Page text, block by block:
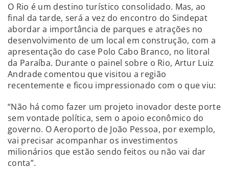
O Rio é um destino turístico consolidado. Mas, ao
final da tarde, será a vez do encontro do Sindepat
abordar a importância de parques e atrações no
desenvolvimento de um local em construção, com a
apresentação do case Polo Cabo Branco, no litoral
da Paraíba. Durante o painel sobre o Rio, Artur Luiz
Andrade comentou que visitou a região
recentemente e ficou impressionado com o que viu:
“Não há como fazer um projeto inovador deste porte
sem vontade política, sem o apoio econômico do
governo. O Aeroporto de João Pessoa, por exemplo,
vai precisar acompanhar os investimentos
milionários que estão sendo feitos ou não vai dar
conta”.